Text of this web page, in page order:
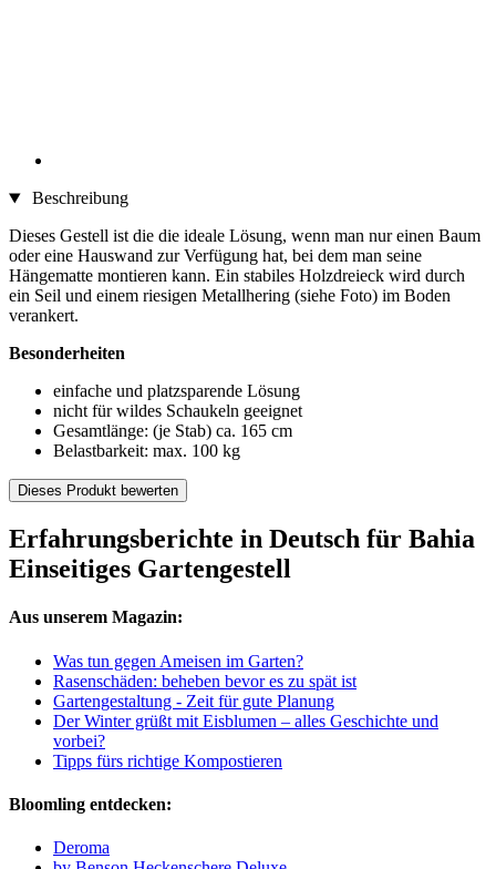
Beschreibung
Dieses Gestell ist die die ideale Lösung, wenn man nur einen Baum
oder eine Hauswand zur Verfügung hat, bei dem man seine
Hängematte montieren kann. Ein stabiles Holzdreieck wird durch
ein Seil und einem riesigen Metallhering (siehe Foto) im Boden
verankert.
Besonderheiten
einfache und platzsparende Lösung
nicht für wildes Schaukeln geeignet
Gesamtlänge: (je Stab) ca. 165 cm
Belastbarkeit: max. 100 kg
Dieses Produkt bewerten
Erfahrungsberichte in Deutsch für Bahia
Einseitiges Gartengestell
Aus unserem Magazin:
Was tun gegen Ameisen im Garten?
Rasenschäden: beheben bevor es zu spät ist
Gartengestaltung - Zeit für gute Planung
Der Winter grüßt mit Eisblumen – alles Geschichte und
vorbei?
Tipps fürs richtige Kompostieren
Bloomling entdecken:
Deroma